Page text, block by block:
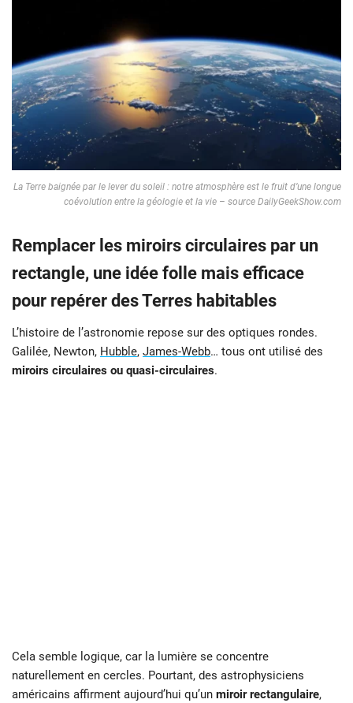
La Terre baignée par le lever du soleil : notre atmosphère est le fruit d’une longue
coévolution entre la géologie et la vie – source DailyGeekShow.com
Remplacer les miroirs circulaires par un
rectangle, une idée folle mais efficace
pour repérer des Terres habitables
L’histoire de l’astronomie repose sur des optiques rondes.
Galilée, Newton, Hubble, James-Webb… tous ont utilisé des
miroirs circulaires ou quasi-circulaires.
Cela semble logique, car la lumière se concentre
naturellement en cercles. Pourtant, des astrophysiciens
américains affirment aujourd’hui qu’un miroir rectangulaire,